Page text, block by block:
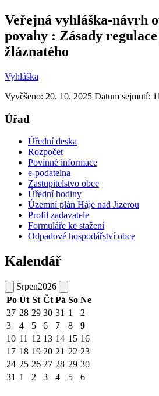
Veřejná vyhláška-návrh
povahy : Zásady
žláznatého
Vyhláška
Vyvěšeno: 20. 10. 2025 Datum sejmutí:
Úřad
Úřední deska
Rozpočet
Povinné informace
e-podatelna
Zastupitelstvo obce
Úřední hodiny
Územní plán Háje nad Jizerou
Profil zadavatele
Formuláře ke stažení
Odpadové hospodářství obce
Kalendář
Srpen2026
Po Út St Čt Pá So Ne
27 28 29 30 31 1
2
3
4 5 6 7 8
9
10 11 12 13 14 15 16
17 18 19 20 21 22 23
24 25 26 27 28 29 30
31 1 2 3 4 5 6